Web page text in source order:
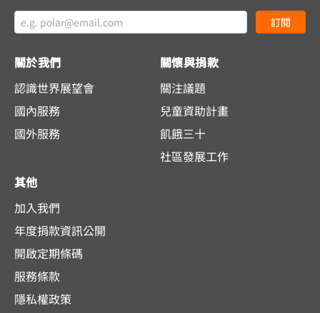
訂閱
關於我們
認識世界展望會
國內服務
國外服務
關懷與捐款
關注議題
兒童資助計畫
飢餓三十
社區發展工作
其他
加入我們
年度捐款資訊公開
開啟定期條碼
服務條款
隱私權政策